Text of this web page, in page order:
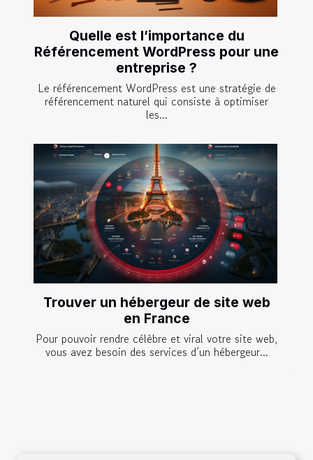
Quelle est l’importance du
Référencement WordPress pour une
entreprise ?
Le référencement WordPress est une stratégie de
référencement naturel qui consiste à optimiser
les...
Trouver un hébergeur de site web
en France
Pour pouvoir rendre célèbre et viral votre site web,
vous avez besoin des services d’un hébergeur...